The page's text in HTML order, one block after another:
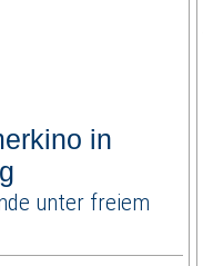
in
unter freiem